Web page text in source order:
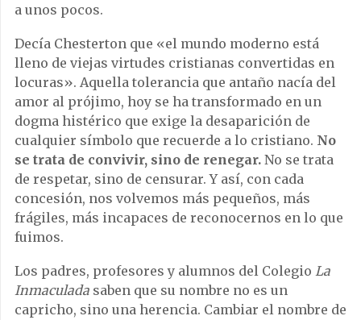
a unos pocos.
Decía Chesterton que «el mundo moderno está
lleno de viejas virtudes cristianas convertidas en
locuras». Aquella tolerancia que antaño nacía del
amor al prójimo, hoy se ha transformado en un
dogma histérico que exige la desaparición de
cualquier símbolo que recuerde a lo cristiano. No
se trata de convivir, sino de renegar. No se trata
de respetar, sino de censurar. Y así, con cada
concesión, nos volvemos más pequeños, más
frágiles, más incapaces de reconocernos en lo que
fuimos.
Los padres, profesores y alumnos del Colegio La
Inmaculada saben que su nombre no es un
capricho, sino una herencia. Cambiar el nombre de